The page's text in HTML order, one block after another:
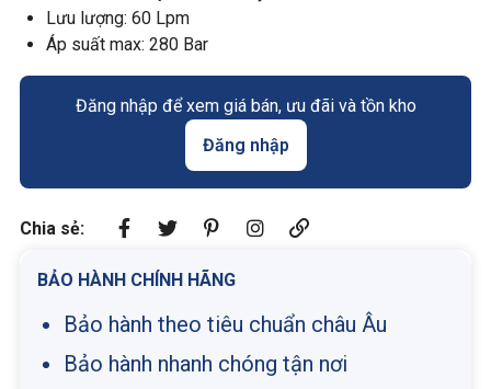
Lưu lượng: 60 Lpm
Áp suất max: 280 Bar
Đăng nhập để xem giá bán, ưu đãi và tồn kho
Đăng nhập
Chia sẻ:
BẢO HÀNH CHÍNH HÃNG
Bảo hành theo tiêu chuẩn châu Âu
Bảo hành nhanh chóng tận nơi